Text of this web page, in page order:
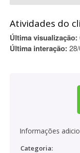
Atividades do
Última visualização:
Última interação:
Informações
Categoria: